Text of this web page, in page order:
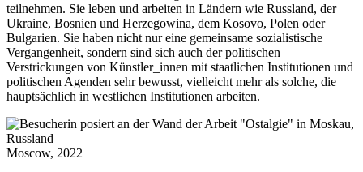
teilnehmen. Sie leben und arbeiten in Ländern wie Russland, der
Ukraine, Bosnien und Herzegowina, dem Kosovo, Polen oder
Bulgarien. Sie haben nicht nur eine gemeinsame sozialistische
Vergangenheit, sondern sind sich auch der politischen
Verstrickungen von Künstler_innen mit staatlichen Institutionen und
politischen Agenden sehr bewusst, vielleicht mehr als solche, die
hauptsächlich in westlichen Institutionen arbeiten.
Moscow, 2022